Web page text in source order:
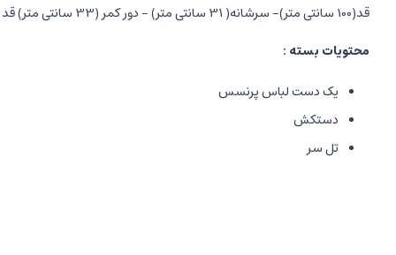
قد(100 سانتی متر)- سرشانه( 31 سانتی متر) - دور کمر (33 سانتی متر) قد دستکش( 24 سانتی متر) عرض دستکش (8 سانتی متر)
محتویات بسته :
یک دست لباس پرنسس
دستکش
تل سر